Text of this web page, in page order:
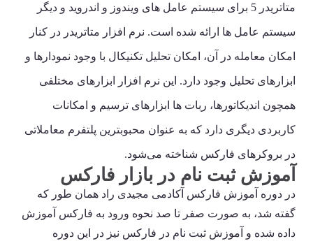
متاتریدر 5 برای سیستم عامل های ویندوز و اندروید و دیگر
سیستم عامل ها ارائه شده است. نرم افزار متاتریدر در کنار
امکان معامله در آن، امکان تحلیل تکنیکال با وجود نمودارها و
ابزارهای تحلیل وجود دارد. این نرم افزار ابزارهای مختلفی
همچون اندیکاتورها، ربات ها ابزارهای ترسیم و امکانات
کاربردی دیگری دارد که به عنوان محبوبترین پلتفرم معاملاتی
در بروکرهای فارکس شناخته می‌شود.
آموزش ثبت نام در بازار فارکس
در دوره آموزش فارکس آکادمی مجیدی راد همان طور که
گفته شد، به صورت صفر تا صد نحوه ورود به فارکس آموزش
داده شده و آموزش ثبت نام در فارکس نیز در این دوره